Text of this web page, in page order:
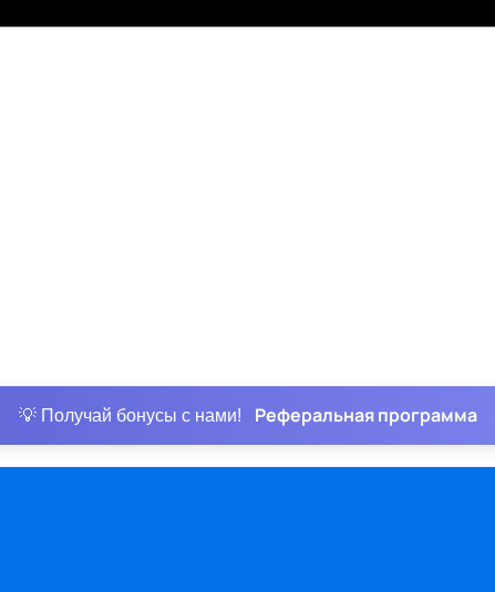
💡 Получай бонусы с нами! Реферальная программа